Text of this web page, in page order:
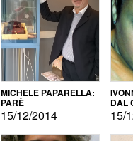
MICHELE PAPARELLA:
PARÈ
15/12/2014
DAL
15/